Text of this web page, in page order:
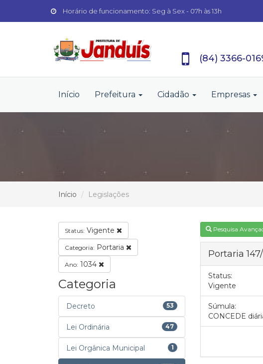
Horário de funcionamento: Seg à Sex - 07h às 13h
(84) 3366-
Início Prefeitura Cidadão Empresas
Início Legislações
Status: Vigente
Categoria: Portaria
Ano: 1034
Categoria
Decreto 53
Lei Ordinária 47
Lei Orgânica Municipal 1
Pesquisa
Portaria
Status:
Vigente
Súmula:
CONCEDE